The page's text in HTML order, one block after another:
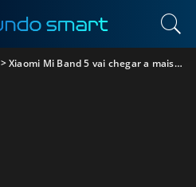
>Xiaomi Mi Band 5 vai chegar a mais mercados “mais cedo do que esperamos”